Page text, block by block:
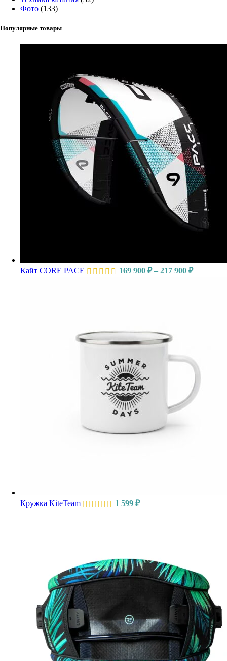
Фото (133)
Популярные товары
Кайт CORE PACE 169 900 ₽ – 217 900 ₽
Кружка KiteTeam 1 599 ₽